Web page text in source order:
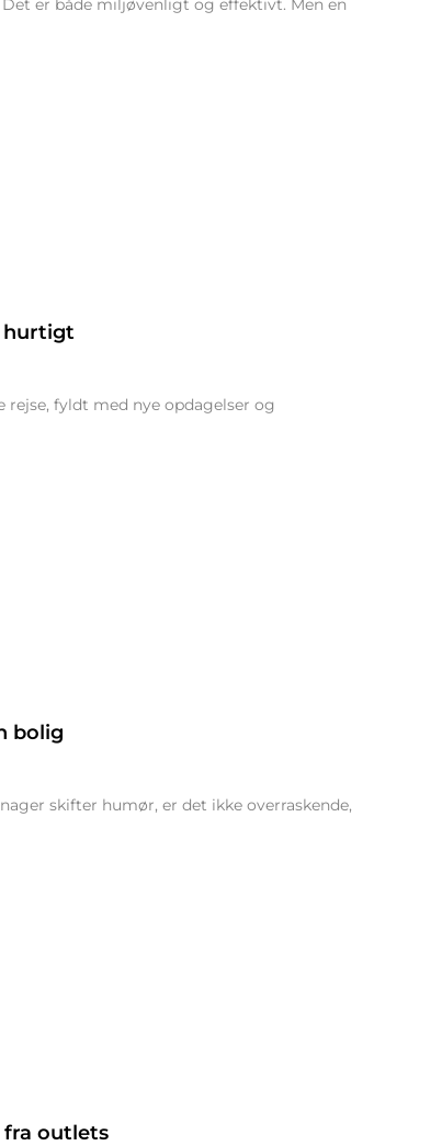
er både miljøvenligt og effektivt. Men en
hurtigt
fyldt med nye opdagelser og
bolig
skifter humør, er det ikke overraskende,
fra outlets